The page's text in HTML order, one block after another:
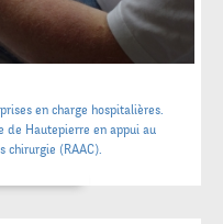
en charge hospitalières.
de Hautepierre en appui au
chirurgie (RAAC).